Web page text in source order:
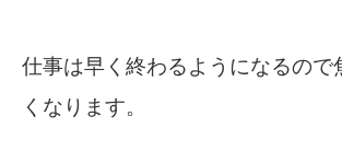
仕事は早く終わるようになるので
くなります。